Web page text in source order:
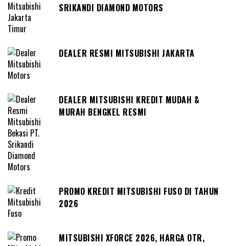
SRIKANDI DIAMOND MOTORS
DEALER RESMI MITSUBISHI JAKARTA
DEALER MITSUBISHI KREDIT MUDAH &
MURAH BENGKEL RESMI
PROMO KREDIT MITSUBISHI FUSO DI TAHUN
2026
MITSUBISHI XFORCE 2026, HARGA OTR,